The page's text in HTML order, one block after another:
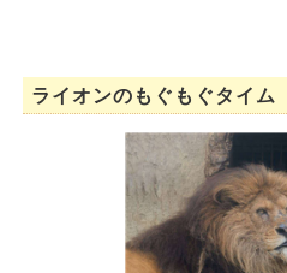
ライオンのもぐもぐタイム